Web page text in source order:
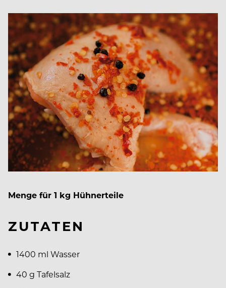
Menge für 1 kg Hühnerteile
ZUTATEN
1400 ml Wasser
40 g Tafelsalz